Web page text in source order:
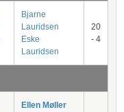
Bjarne
Lauridsen
Eske
Lauridsen
20
- 4
Ellen Møller